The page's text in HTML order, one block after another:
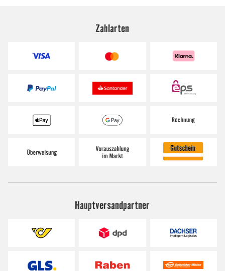
Zahlarten
Hauptversandpartner